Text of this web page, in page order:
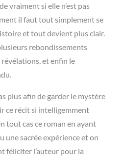
vraiment si elle n’est pas
il faut tout simplement se
et tout devient plus clair.
rebondissements
et enfin le
plus afin de garder le mystère
ce récit si intelligemment
tout cas ce roman en ayant
une sacrée expérience et on
féliciter l’auteur pour la